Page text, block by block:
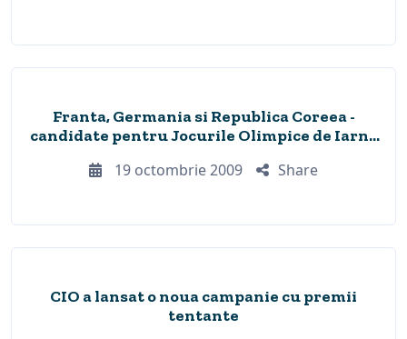
Franta, Germania si Republica Coreea -
candidate pentru Jocurile Olimpice de Iarna
19 octombrie 2009 Share
CIO a lansat o noua campanie cu premii
tentante